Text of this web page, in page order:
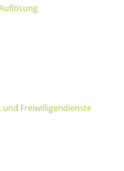
Freiwilligendienste